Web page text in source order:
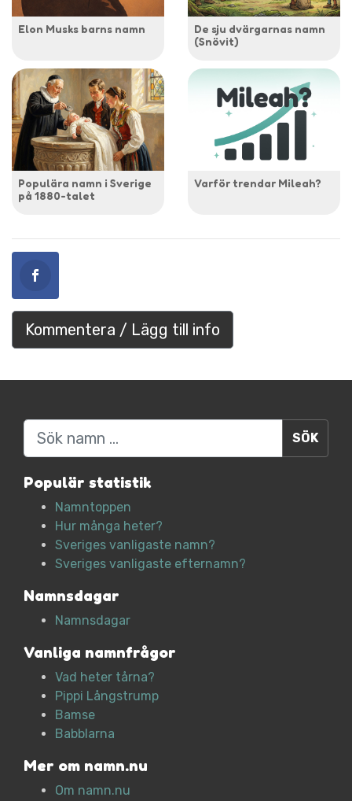
Elon Musks barns namn
De sju dvärgarnas namn
(Snövit)
Populära namn i Sverige
på 1880-talet
Varför trendar Mileah?
Kommentera / Lägg till info
Sök
Populär statistik
Namntoppen
Hur många heter?
Sveriges vanligaste namn?
Sveriges vanligaste efternamn?
Namnsdagar
Namnsdagar
Vanliga namnfrågor
Vad heter tårna?
Pippi Långstrump
Bamse
Babblarna
Mer om namn.nu
Om namn.nu